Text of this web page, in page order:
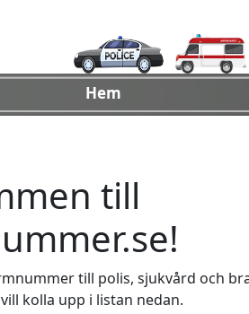
Hem
till
till polis, sjukvård och
kolla upp i listan nedan.